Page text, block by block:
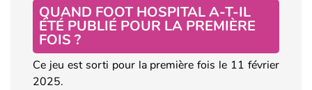
QUAND FOOT HOSPITAL A-T-IL
ÉTÉ PUBLIÉ POUR LA PREMIÈRE
FOIS ?
Ce jeu est sorti pour la première fois le 11 février
2025.